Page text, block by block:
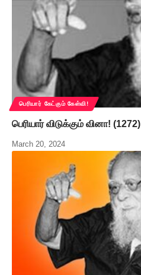
பெரியார் கேட்கும் கேள்வி!
பெரியார் விடுக்கும் வினா! (1272)
March 20, 2024